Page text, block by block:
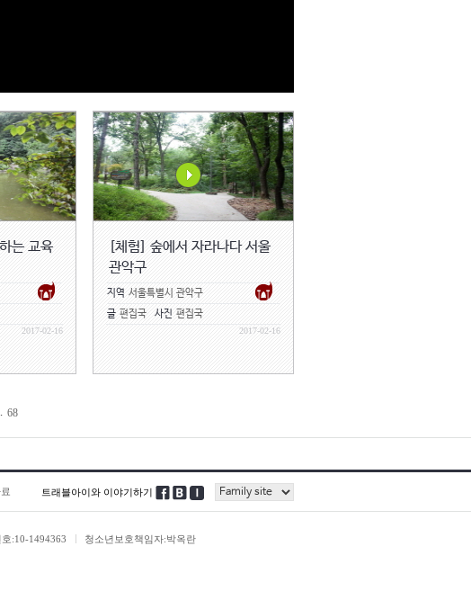
는 교육
2017-02-16
[체험] 숲에서 자라나다 서울
관악구
지역 서울특별시 관악구
글 편집국 사진 편집국
2017-02-16
68
트래블아이와 이야기하기
:10-1494363
청소년보호책임자:박옥란